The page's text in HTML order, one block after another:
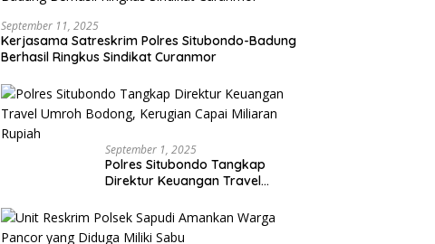
September 11, 2025
Kerjasama Satreskrim Polres Situbondo-Badung
Berhasil Ringkus Sindikat Curanmor
September 1, 2025
Polres Situbondo Tangkap
Direktur Keuangan Travel
Capai Miliaran Rupiah